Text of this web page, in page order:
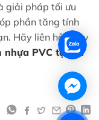
giải pháp tối ưu
phần tăng tính
Hãy liên hệ ngay
nhựa PVC tại Hà